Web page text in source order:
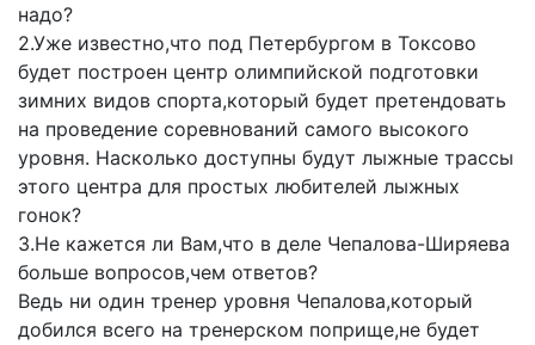
надо?
2.Уже известно,что под Петербургом в Токсово
будет построен центр олимпийской подготовки
зимних видов спорта,который будет претендовать
на проведение соревнований самого высокого
уровня. Насколько доступны будут лыжные трассы
этого центра для простых любителей лыжных
гонок?
3.Не кажется ли Вам,что в деле Чепалова-Ширяева
больше вопросов,чем ответов?
Ведь ни один тренер уровня Чепалова,который
добился всего на тренерском поприще,не будет